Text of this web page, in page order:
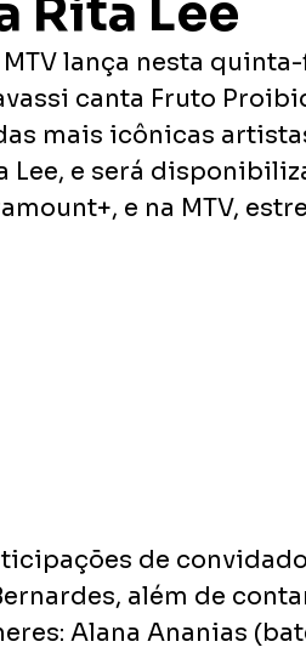
Rita Lee
lança nesta
canta Fruto
mais icônicas
Lee, e será
e na MTV,
de
além de
Alana Ananias